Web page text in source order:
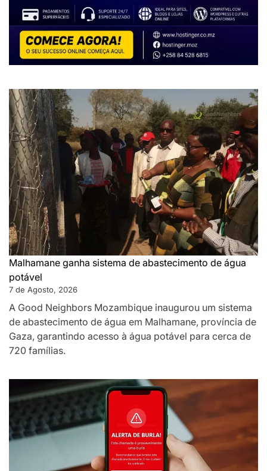
Malhamane ganha sistema de abastecimento de água
potável
7 de Agosto, 2026
A Good Neighbors Mozambique inaugurou um sistema
de abastecimento de água em Malhamane, província de
Gaza, garantindo acesso à água potável para cerca de
720 famílias.